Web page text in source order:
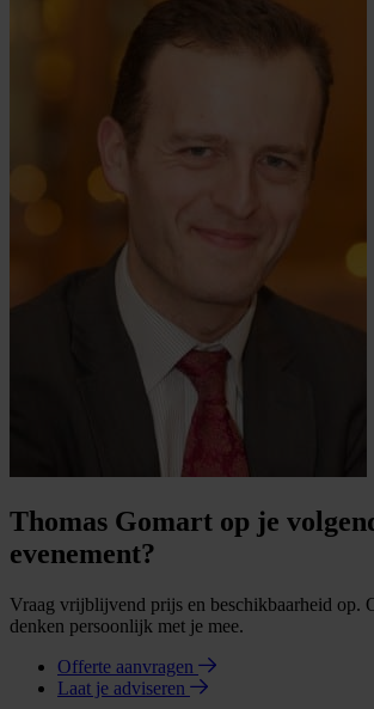
Thomas Gomart op je
evenement?
Vraag vrijblijvend prijs en beschikbaarheid op.
denken persoonlijk met je mee.
Offerte aanvragen
Laat je adviseren